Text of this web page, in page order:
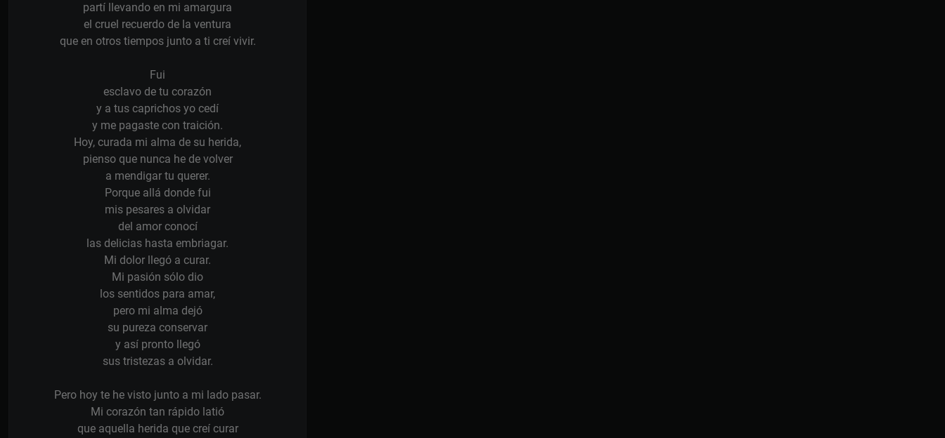
partí llevando en mi amargura
el cruel recuerdo de la ventura
que en otros tiempos junto a ti creí vivir.
Fui
esclavo de tu corazón
y a tus caprichos yo cedí
y me pagaste con traición.
Hoy, curada mi alma de su herida,
pienso que nunca he de volver
a mendigar tu querer.
Porque allá donde fui
mis pesares a olvidar
del amor conocí
las delicias hasta embriagar.
Mi dolor llegó a curar.
Mi pasión sólo dio
los sentidos para amar,
pero mi alma dejó
su pureza conservar
y así pronto llegó
sus tristezas a olvidar.
Pero hoy te he visto junto a mi lado pasar.
Mi corazón tan rápido latió
que aquella herida que creí curar